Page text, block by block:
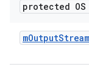
protected
mOutputStream